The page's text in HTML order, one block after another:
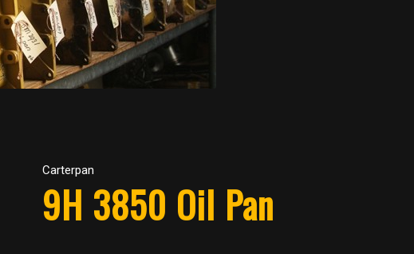
Carterpan
9H 3850 Oil Pan